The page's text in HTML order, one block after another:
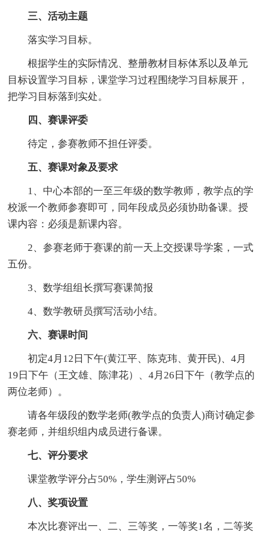
三、活动主题
落实学习目标。
根据学生的实际情况、整册教材目标体系以及单元
目标设置学习目标，课堂学习过程围绕学习目标展开，
把学习目标落到实处。
四、赛课评委
待定，参赛教师不担任评委。
五、赛课对象及要求
1、中心本部的一至三年级的数学教师，教学点的学
校派一个教师参赛即可，同年段成员必须协助备课。授
课内容：必须是新课内容。
2、参赛老师于赛课的前一天上交授课导学案，一式
五份。
3、数学组组长撰写赛课简报
4、数学教研员撰写活动小结。
六、赛课时间
初定4月12日下午(黄江平、陈克玮、黄开民)、4月
19日下午（王文雄、陈津花）、4月26日下午（教学点的
两位老师）。
请各年级段的数学老师(教学点的负责人)商讨确定参
赛老师，并组织组内成员进行备课。
七、评分要求
课堂教学评分占50%，学生测评占50%
八、奖项设置
本次比赛评出一、二、三等奖，一等奖1名，二等奖